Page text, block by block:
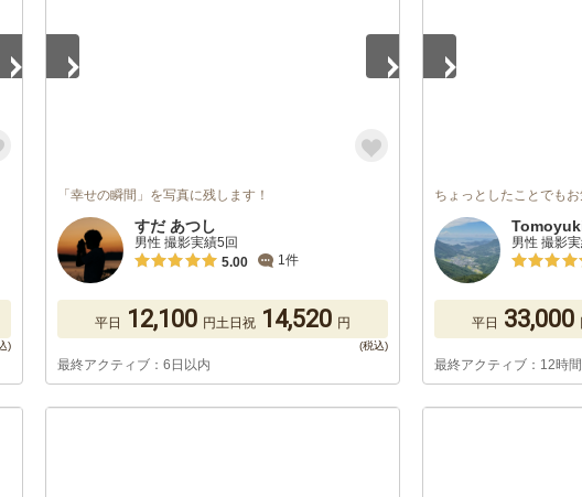
「幸せの瞬間」を写真に残します！
すだ あつし
男性 撮影実績5回
5.00
1件
平日 12,100 円土日祝 14,520 円
最終アクティブ：6日以内
ちょっとしたことでも
男性 撮影
平日 33,000
最終アクティブ：12時